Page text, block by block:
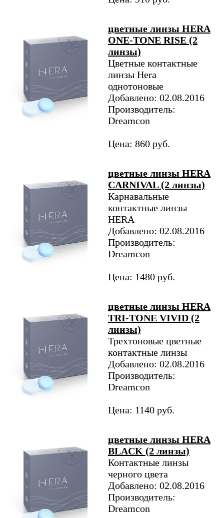
цветные линзы HERA
ONE-TONE RISE (2
линзы)
Цветные контактные
линзы Hera
однотоновые
Добавлено: 02.08.2016
Производитель:
Dreamcon
Цена: 860 руб.
цветные линзы HERA
CARNIVAL (2 линзы)
Карнавальные
контактные линзы
HERA
Добавлено: 02.08.2016
Производитель:
Dreamcon
Цена: 1480 руб.
цветные линзы HERA
TRI-TONE VIVID (2
линзы)
Трехтоновые цветные
контактные линзы
Добавлено: 02.08.2016
Производитель:
Dreamcon
Цена: 1140 руб.
цветные линзы HERA
BLACK (2 линзы)
Контактные линзы
черного цвета
Добавлено: 02.08.2016
Производитель:
Dreamcon